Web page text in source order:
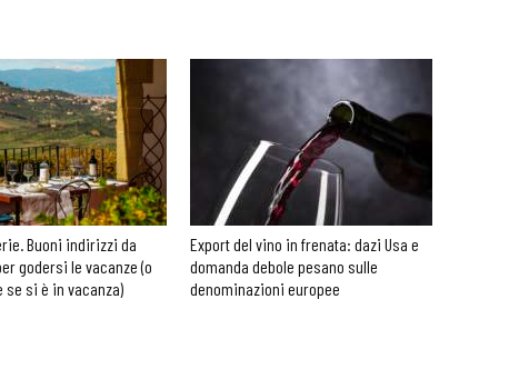
Buoni indirizzi da
godersi le vacanze (o
si è in vacanza)
Export del vino in frenata: dazi Usa e
domanda debole pesano sulle
denominazioni europee